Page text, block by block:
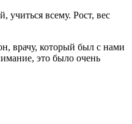
всему. Рост, вес
врачу, который был с нами
это было очень